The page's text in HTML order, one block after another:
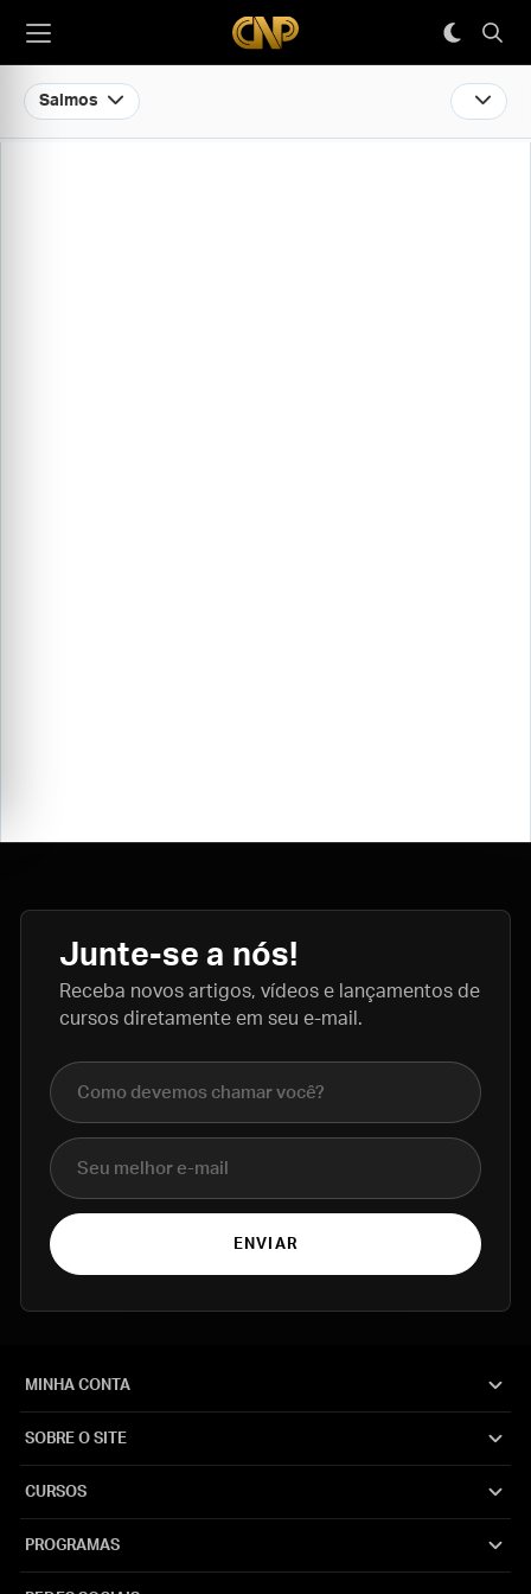
Salmos
Junte-se a nós!
Receba novos artigos, vídeos e lançamentos de
cursos diretamente em seu e-mail.
Nome completo
E-mail
ENVIAR
MINHA CONTA
SOBRE O SITE
CURSOS
PROGRAMAS